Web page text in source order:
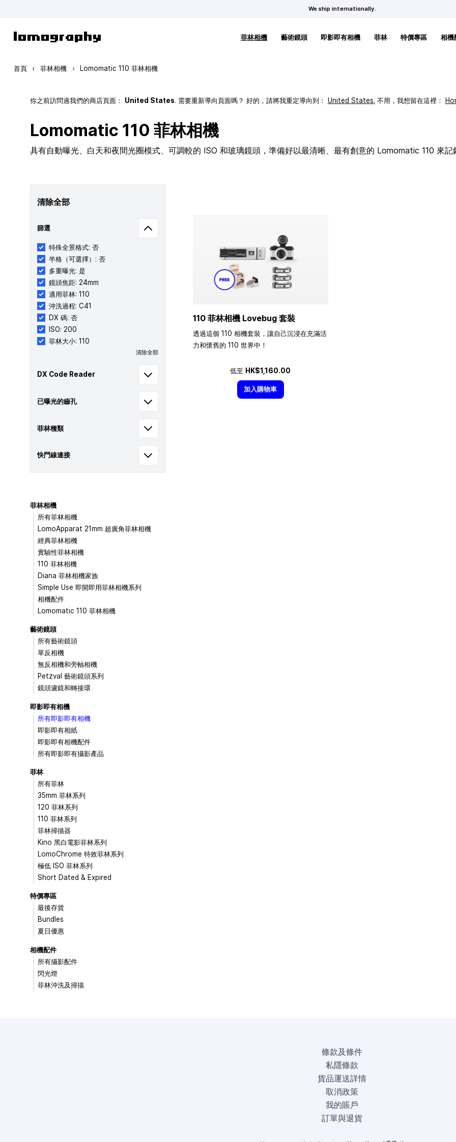
We ship internationally.
菲林相機 藝術鏡頭 即影即有相機 菲林 特價專區 相機
首頁 › 菲林相機 › Lomomatic 110 菲林相機
你之前訪問過我們的商店頁面： United States. 需要重新導向頁面嗎？ 好的，請將我重定導向到： United States. 不用，我想留在這裡：
Lomomatic 110 菲林相機
具有自動曝光、白天和夜間光圈模式、可調較的 ISO 和玻璃鏡頭，準備好以最清晰、最有創意的 Lomomatic 110 來記
清除全部
篩選
特殊全景格式: 否
半格（可選擇）: 否
多重曝光: 是
鏡頭焦距: 24mm
適用菲林: 110
沖洗過程: C41
DX 碼: 否
ISO: 200
菲林大小: 110
清除全部
DX Code Reader
已曝光的齒孔
菲林種類
快門線連接
110 菲林相機 Lovebug 套裝
透過這個 110 相機套裝，讓自己沉浸在充滿活
力和懷舊的 110 世界中！
低至 HK$1,160.00
加入購物車
菲林相機
所有菲林相機
LomoApparat 21mm 超廣角菲林相機
經典菲林相機
實驗性菲林相機
110 菲林相機
Diana 菲林相機家族
Simple Use 即開即用菲林相機系列
相機配件
Lomomatic 110 菲林相機
藝術鏡頭
所有藝術鏡頭
單反相機
無反相機和旁軸相機
Petzval 藝術鏡頭系列
鏡頭濾鏡和轉接環
即影即有相機
所有即影即有相機
即影即有相紙
即影即有相機配件
所有即影即有攝影產品
菲林
所有菲林
35mm 菲林系列
120 菲林系列
110 菲林系列
菲林掃描器
Kino 黑白電影菲林系列
LomoChrome 特效菲林系列
極低 ISO 菲林系列
Short Dated & Expired
特價專區
最後存貨
Bundles
夏日優惠
相機配件
所有攝影配件
閃光燈
菲林沖洗及掃描
條款及條件
私隱條款
貨品運送詳情
取消政策
我的賬戶
訂單與退貨